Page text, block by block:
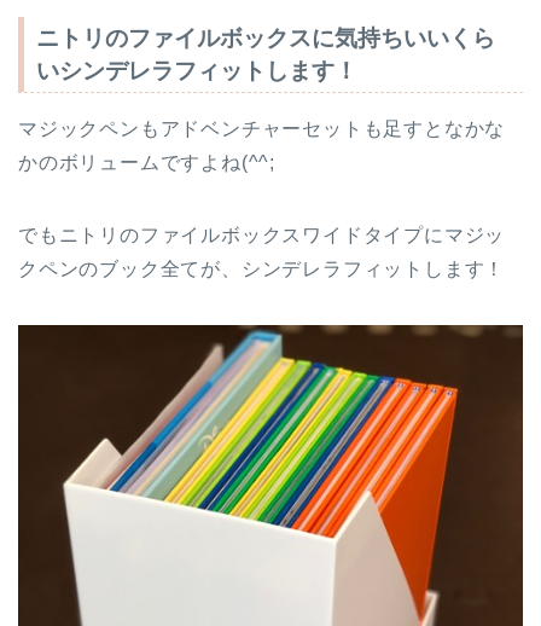
ニトリのファイルボックスに気持ちいいくら
いシンデレラフィットします！
マジックペンもアドベンチャーセットも足すとなかな
かのボリュームですよね(^^;
でもニトリのファイルボックスワイドタイプにマジッ
クペンのブック全てが、シンデレラフィットします！